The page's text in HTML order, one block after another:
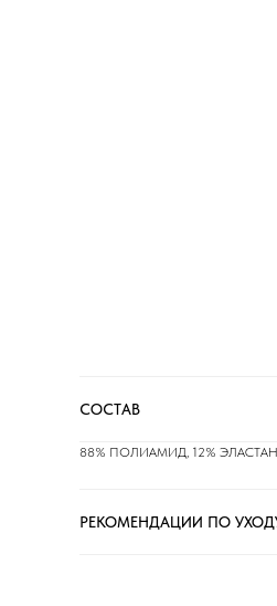
СОСТАВ
88% ПОЛИАМИД, 12%
РЕКОМЕНДАЦИИ ПО